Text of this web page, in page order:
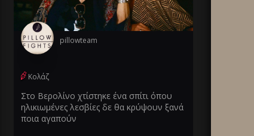
pillowteam
Κολάζ
Στο Βερολίνο χτίστηκε ένα σπίτι όπου
ηλικιωμένες λεσβίες δε θα κρύψουν ξανά
ποια αγαπούν